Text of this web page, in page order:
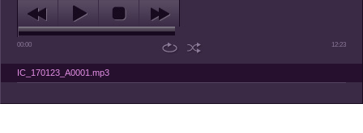
00:00 12:23
IC_170123_A0001.mp3